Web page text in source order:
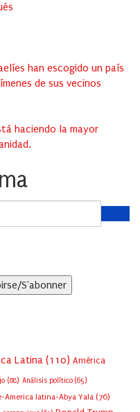
han escogido un país
de sus vecinos
haciendo la mayor
Latina (110) América
(68) Análisis político (65)
America latina-Abya Yala (76)